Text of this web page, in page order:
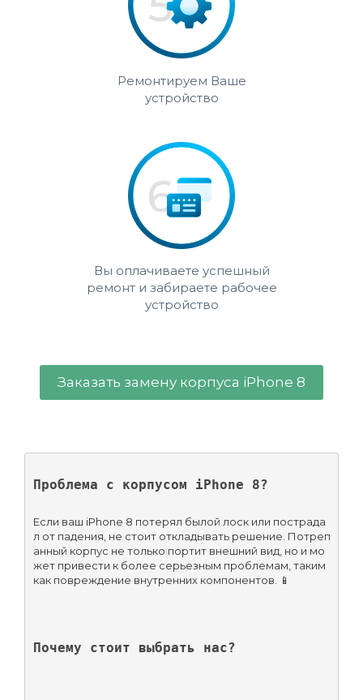
Ремонтируем Ваше
устройство
Вы оплачиваете успешный
ремонт и забираете рабочее
устройство
Заказать замену корпуса iPhone 8
Проблема с корпусом iPhone 8?
Если ваш iPhone 8 потерял былой лоск или пострада
л от падения, не стоит откладывать решение. Потреп
анный корпус не только портит внешний вид, но и мо
жет привести к более серьезным проблемам, таким
как повреждение внутренних компонентов. 📱
Почему стоит выбрать нас?